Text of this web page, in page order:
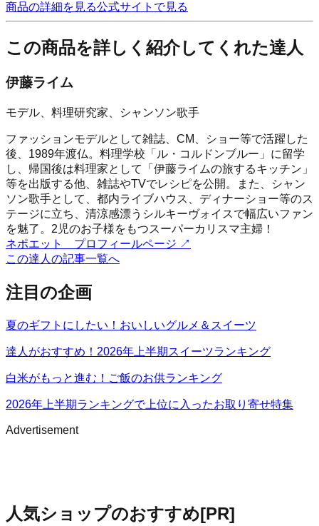
商品の詳細を見る公式サイトで見る
この商品を詳しく紹介してくれた達人
伊藤ライム
モデル、料理研究家、シャンソン歌手
ファッションモデルとして雑誌、CM、ショー等で活躍した
後、1989年渡仏。料理学校「ル・コルドンブルー」に留学
し、帰国後は料理家として「伊藤ライムの旅するキッチン」
等を出版する他、雑誌やTVでレシピを公開。また、シャン
ソン歌手として、都内ライブハウス、ディナーショー等のス
テージに立ち、清涼感漂うシルキーヴォイスで幅広いファン
を魅了。2児のお子様をもつスーパーカリスマ主婦！
ネポエット プロフィールページ ↗
この達人の記事一覧へ
注目の企画
夏のギフトにしたい！おいしいグルメ＆スイーツ
達人がおすすめ！2026年上半期スイーツランキング
白米がもっと進む！ご飯のお供ランキング
2026年上半期ランキングで上位に入ったお取り寄せ特集
Advertisement
人気ショップのおすすめ[PR]